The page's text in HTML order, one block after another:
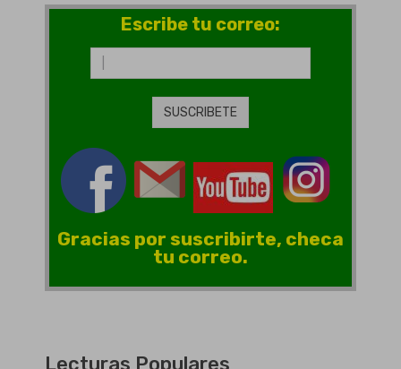
Escribe tu correo:
Gracias por suscribirte, checa
tu correo.
Lecturas Populares